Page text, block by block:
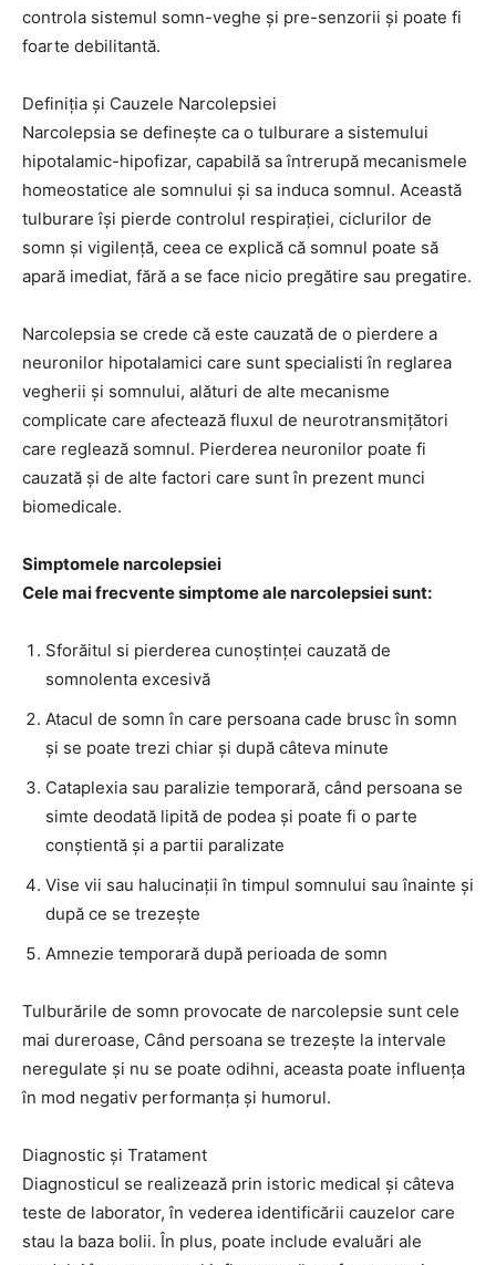
controla sistemul somn-veghe și pre-senzorii și poate fi
foarte debilitantă.
Definiția și Cauzele Narcolepsiei
Narcolepsia se definește ca o tulburare a sistemului
hipotalamic-hipofizar, capabilă sa întrerupă mecanismele
homeostatice ale somnului și sa induca somnul. Această
tulburare își pierde controlul respirației, ciclurilor de
somn și vigilență, ceea ce explică că somnul poate să
apară imediat, fără a se face nicio pregătire sau pregatire.
Narcolepsia se crede că este cauzată de o pierdere a
neuronilor hipotalamici care sunt specialisti în reglarea
vegherii și somnului, alături de alte mecanisme
complicate care afectează fluxul de neurotransmițători
care reglează somnul. Pierderea neuronilor poate fi
cauzată și de alte factori care sunt în prezent munci
biomedicale.
Simptomele narcolepsiei
Cele mai frecvente simptome ale narcolepsiei sunt:
Sforăitul si pierderea cunoștinței cauzată de
somnolenta excesivă
Atacul de somn în care persoana cade brusc în somn
și se poate trezi chiar și după câteva minute
Cataplexia sau paralizie temporară, când persoana se
simte deodată lipită de podea și poate fi o parte
conștientă și a partii paralizate
Vise vii sau halucinații în timpul somnului sau înainte și
după ce se trezește
Amnezie temporară după perioada de somn
Tulburările de somn provocate de narcolepsie sunt cele
mai dureroase, Când persoana se trezește la intervale
neregulate și nu se poate odihni, aceasta poate influența
în mod negativ performanța și humorul.
Diagnostic și Tratament
Diagnosticul se realizează prin istoric medical și câteva
teste de laborator, în vederea identificării cauzelor care
stau la baza bolii. În plus, poate include evaluări ale